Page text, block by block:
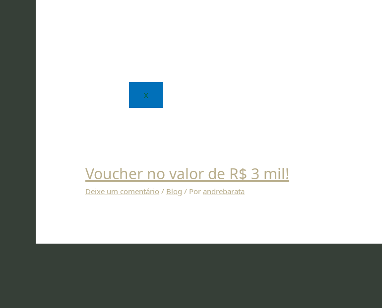
X
Voucher no valor de R$ 3 mil!
Deixe um comentário / Blog / Porandrebarata